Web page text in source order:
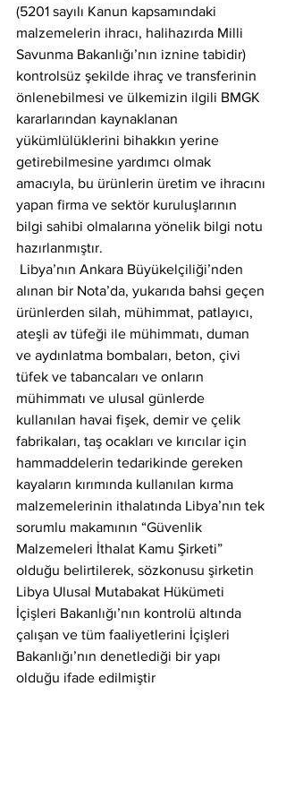
(5201 sayılı Kanun kapsamındaki
malzemelerin ihracı, halihazırda Milli
Savunma Bakanlığı’nın iznine tabidir)
kontrolsüz şekilde ihraç ve transferinin
önlenebilmesi ve ülkemizin ilgili BMGK
kararlarından kaynaklanan
yükümlülüklerini bihakkın yerine
getirebilmesine yardımcı olmak
amacıyla, bu ürünlerin üretim ve ihracını
yapan firma ve sektör kuruluşlarının
bilgi sahibi olmalarına yönelik bilgi notu
hazırlanmıştır.
alınan bir Nota’da, yukarıda bahsi geçen
ürünlerden silah, mühimmat, patlayıcı,
ateşli av tüfeği ile mühimmatı, duman
ve aydınlatma bombaları, beton, çivi
tüfek ve tabancaları ve onların
mühimmatı ve ulusal günlerde
kullanılan havai fişek, demir ve çelik
fabrikaları, taş ocakları ve kırıcılar için
hammaddelerin tedarikinde gereken
kayaların kırımında kullanılan kırma
malzemelerinin ithalatında Libya’nın tek
sorumlu makamının “Güvenlik
Malzemeleri İthalat Kamu Şirketi”
olduğu belirtilerek, sözkonusu şirketin
Libya Ulusal Mutabakat Hükümeti
İçişleri Bakanlığı’nın kontrolü altında
çalışan ve tüm faaliyetlerini İçişleri
Bakanlığı’nın denetlediği bir yapı
olduğu ifade edilmiştir